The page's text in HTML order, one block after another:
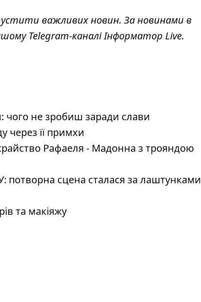
важливих новин. За новинами в
Telegram-каналіІнформатор Live.
чого не зробиш заради слави
через її примхи
Рафаеля - Мадонна з трояндою
потворна сцена сталася за лаштунками
та макіяжу